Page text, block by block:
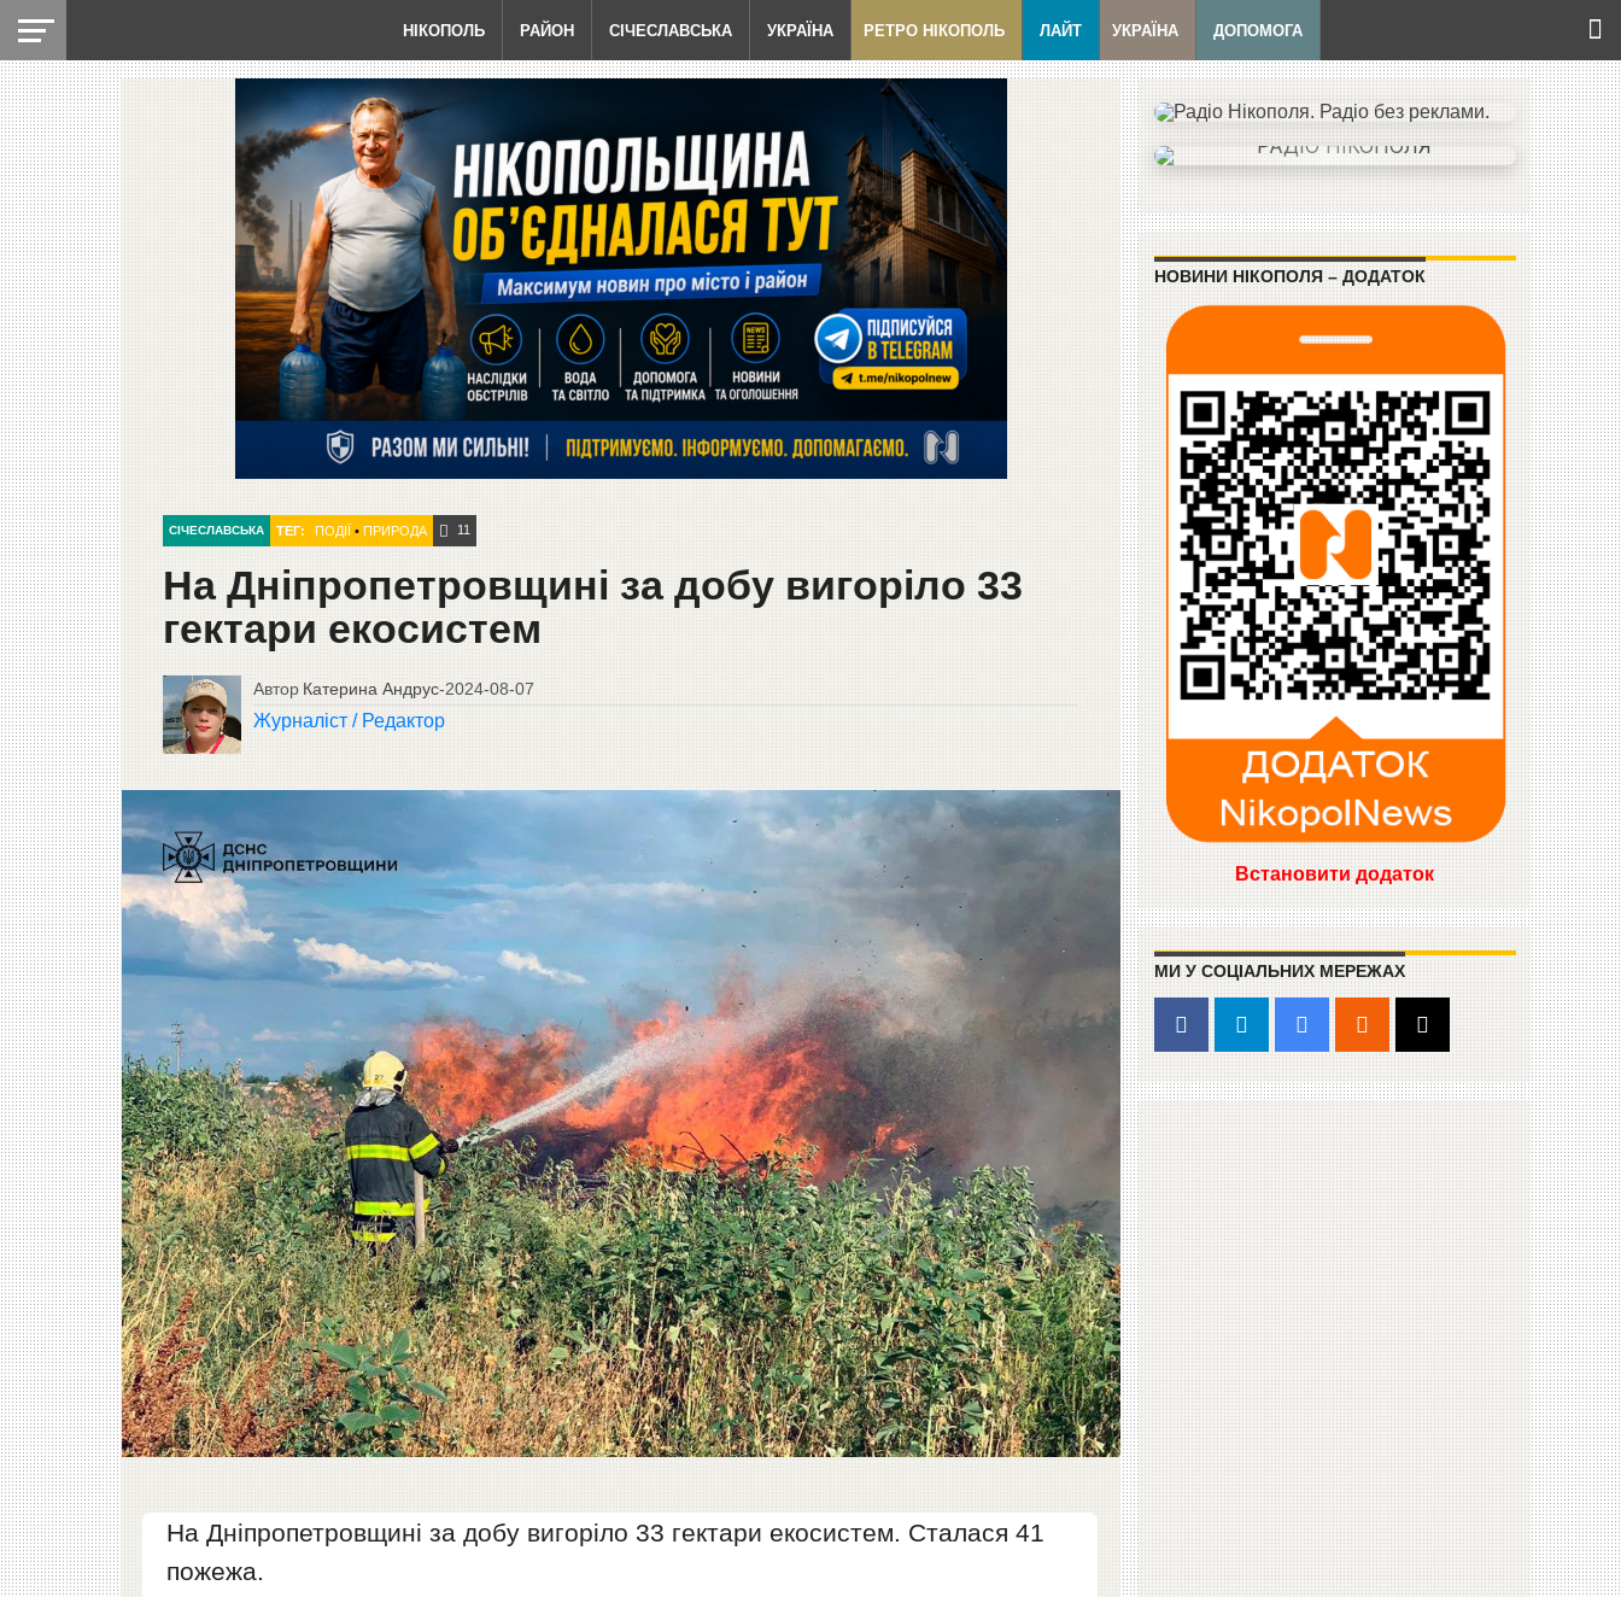
НІКОПОЛЬ РАЙОН СІЧЕСЛАВСЬКА УКРАЇНА РЕТРО НІКОПОЛЬ ЛАЙТ УКРАЇНА ДОПОМОГА
СІЧЕСЛАВСЬКА ТЕГ: ПОДІЇ • ПРИРОДА 11
На Дніпропетровщині за добу вигоріло 33
гектари екосистем
Автор Катерина Андрус-2024-08-07
Журналіст / Редактор
На Дніпропетровщині за добу вигоріло 33 гектари екосистем. Сталася 41
пожежа.
НОВИНИ НІКОПОЛЯ – ДОДАТОК
Встановити додаток
МИ У СОЦІАЛЬНИХ МЕРЕЖАХ